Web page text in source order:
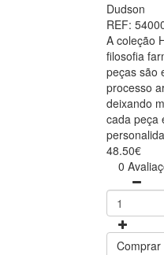
Dudson
REF:
A coleção
filosofia
peças são
processo
deixando
cada peça
48.50€
0
Comprar